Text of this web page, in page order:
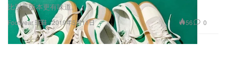
Footwear 球鞋
比深藍版本更有味道。
2019年5月11日 56 0